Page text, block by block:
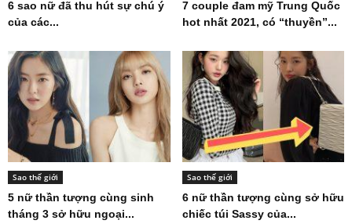
6 sao nữ đã thu hút sự chú ý
của các...
7 couple đam mỹ Trung Quốc
hot nhất 2021, có “thuyền”...
Sao thế giới
5 nữ thần tượng cùng sinh
tháng 3 sở hữu ngoại...
Sao thế giới
6 nữ thần tượng cùng sở hữu
chiếc túi Sassy của...